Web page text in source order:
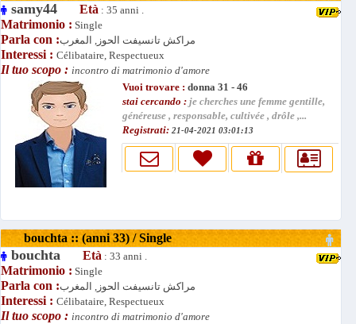
samy44 Età : 35 anni .
Matrimonio : Single
Parla con :مراكش تانسيفت الحوز, المغرب
Interessi : Célibataire, Respectueux
Il tuo scopo : incontro di matrimonio d'amore
Vuoi trovare : donna 31 - 46
stai cercando : je cherches une femme gentille,
généreuse , responsable, cultivée , drôle ,...
Registrati: 21-04-2021 03:01:13
bouchta :: (anni 33) / Single
bouchta Età : 33 anni .
Matrimonio : Single
Parla con :مراكش تانسيفت الحوز, المغرب
Interessi : Célibataire, Respectueux
Il tuo scopo : incontro di matrimonio d'amore